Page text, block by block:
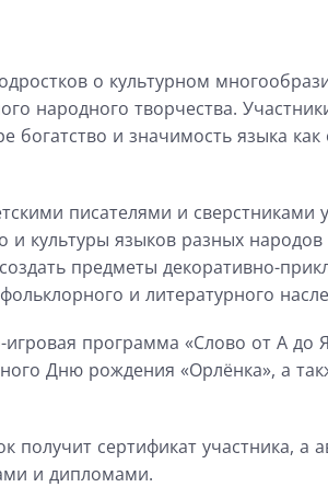
о культурном
народного творчества.
богатство и значимость языка
писателями и сверстниками
и культуры языков разных народов
предметы декоративно-
и литературного
-игровая программа «Слово от А до
Дню рождения «Орлёнка», а так
получит сертификат участника, а
и дипломами.